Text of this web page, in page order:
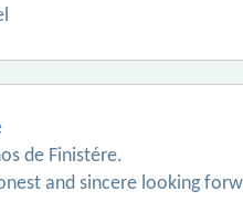
de Finistére.
and sincere looking